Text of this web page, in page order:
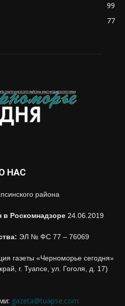
99
77
НАС
района
в Роскомнадзоре 24.06.2019
ЭЛ № ФС 77 – 76069
газеты «Черноморье сегодня»
г. Туапсе, ул. Гоголя, д. 17)
gazeta@tuapse.com